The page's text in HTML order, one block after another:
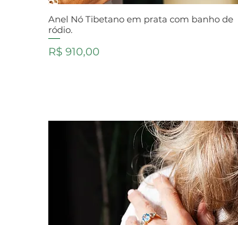
Anel Nó Tibetano em prata com banho de
ródio.
Preço
R$ 910,00